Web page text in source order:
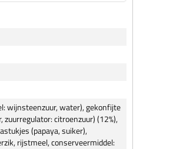
wijnsteenzuur, water), gekonfijte
citroenzuur) (12%),
(papaya, suiker),
rijstmeel, conserveermiddel: